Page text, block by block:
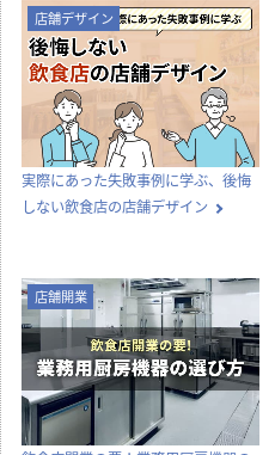
オフィス移転の内装工事で失敗しな
いためのポイント！費用相場やスケ
ジュール・業者選びのコツを解説
【どっちが正解？】居抜き物件とス
ケルトン物件の違いを徹底比較！費